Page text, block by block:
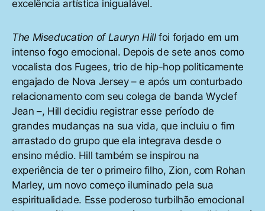
excelência artística inigualável.
The Miseducation of Lauryn Hillfoi forjado em um
intenso fogo emocional. Depois de sete anos como
vocalista dos Fugees, trio de hip-hop politicamente
engajado de Nova Jersey – e após um conturbado
relacionamento com seu colega de banda Wyclef
Jean –, Hill decidiu registrar esse período de
grandes mudanças na sua vida, que incluiu o fim
arrastado do grupo que ela integrava desde o
ensino médio. Hill também se inspirou na
experiência de ter o primeiro filho, Zion, com Rohan
Marley, um novo começo iluminado pela sua
espiritualidade. Esse poderoso turbilhão emocional